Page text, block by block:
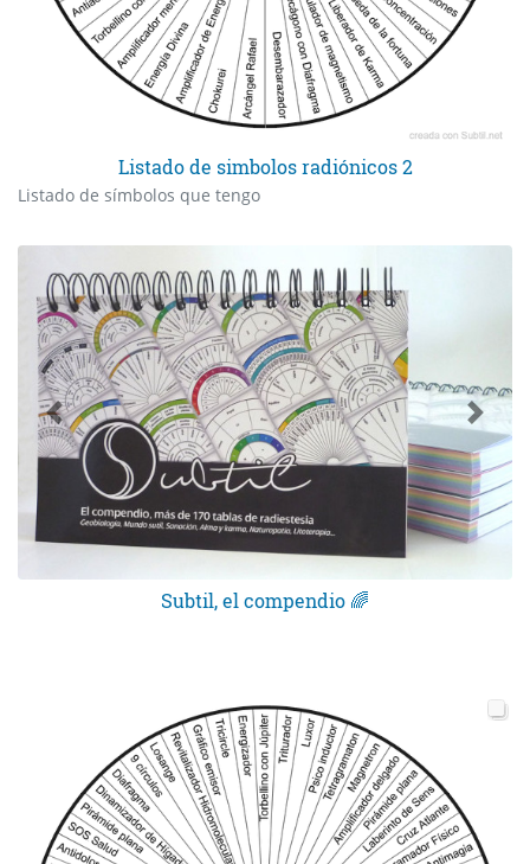
Listado de simbolos radiónicos 2
Listado de símbolos que tengo
Subtil, el compendio 🌈